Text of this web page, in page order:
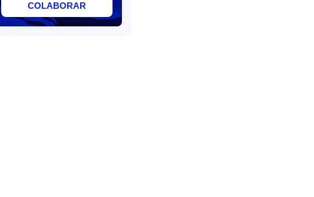
COLABORAR